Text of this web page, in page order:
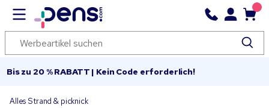
Bis zu 20 % RABATT | Kein Code erforderlich!
Alles Strand & picknick